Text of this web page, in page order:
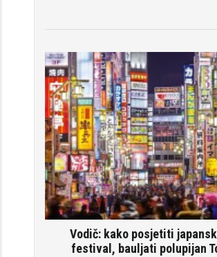
Vodič: kako posjetiti
festival, bauljati polupijan